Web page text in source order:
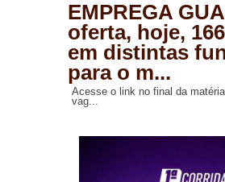
EMPREGA
oferta, hoje,
em distintas
para o m...
Acesse o link no final da
vag...